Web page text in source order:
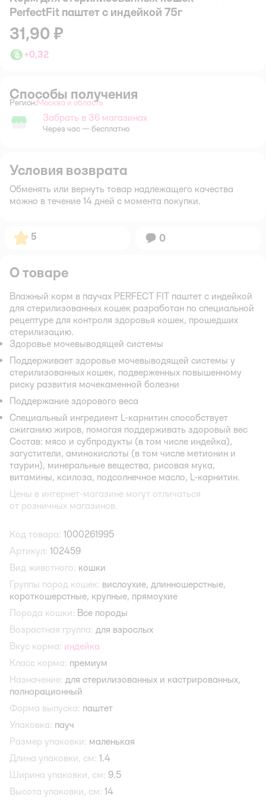
PerfectFit паштет с индейкой 75г
31,90 ₽
+0,32
Способы получения
Регион: Выбор адреса доставки.
Москва и область
Забрать в магазине
Забрать в 36 магазинах
Через час — бесплатно
Условия возврата
Обменять или вернуть товар надлежащего качества
можно в течение 14 дней с момента покупки.
Рейтинг:
5 Вопросов:
0
О товаре
Влажный корм в паучах PERFECT FIT паштет с индейкой
для стерилизованных кошек разработан по специальной
рецептуре для контроля здоровья кошек, прошедших
стерилизацию.
Здоровье мочевыводящей системы
Поддерживает здоровье мочевыводящей системы у
стерилизованных кошек, подверженных повышенному
риску развития мочекаменной болезни
Поддержание здорового веса
Специальный ингредиент L-карнитин способствует
сжиганию жиров, помогая поддерживать здоровый вес
Состав: мясо и субпродукты (в том числе индейка),
загустители, аминокислоты (в том числе метионин и
таурин), минеральные вещества, рисовая мука,
витамины, ксилоза, подсолнечное масло, L-карнитин.
Цены в интернет-магазине могут отличаться
от розничных магазинов.
Код товара: 1000261995
Артикул: 102459
Вид животного: кошки
Группы пород кошек: вислоухие, длинношерстные,
короткошерстные, крупные, прямоухие
Порода кошки: Все породы
Возрастная группа: для взрослых
Вкус корма: индейка
Класс корма: премиум
Назначение: для стерилизованных и кастрированных,
полнорационный
Форма выпуска: паштет
Упаковка: пауч
Размер упаковки: маленькая
Длина упаковки, см: 1.4
Ширина упаковки, см: 9.5
Высота упаковки, см: 14